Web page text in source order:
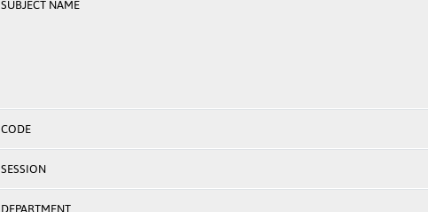
SUBJECT NAME
CODE
SESSION
DEPARTMENT